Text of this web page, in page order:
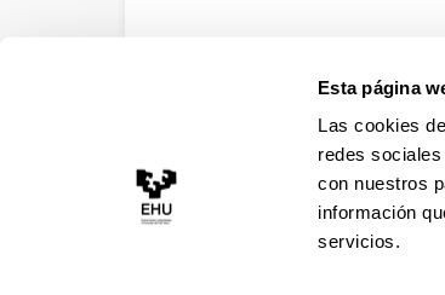
Esta página
Las cookies
redes
con nuestros
información
servicios.